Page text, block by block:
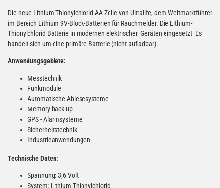
Die neue Lithium Thionylchlorid AA-Zelle von Ultralife, dem Weltmarktführer
im Bereich Lithium 9V-Block-Batterien für Rauchmelder. Die Lithium-
Thionylchlorid Batterie in modernen elektrischen Geräten eingesetzt. Es
handelt sich um eine primäre Batterie (nicht aufladbar).
Anwendungsgebiete:
Messtechnik
Funkmodule
Automatische Ablesesysteme
Memory back-up
GPS - Alarmsysteme
Sicherheitstechnik
Industrieanwendungen
Technische Daten:
Spannung: 3,6 Volt
System: Lithium-Thionylchlorid